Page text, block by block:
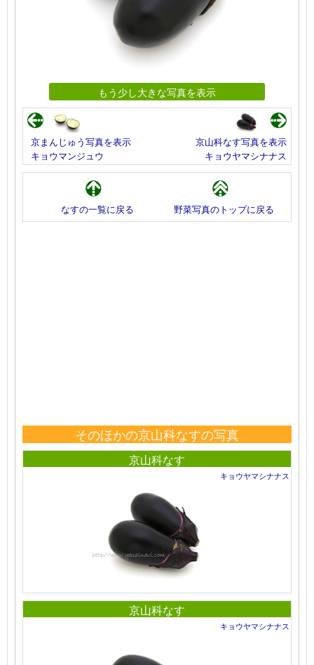
もう少し大きな写真を表示
京まんじゅう写真を表示
キョウマンジュウ
京山科なす写真を表示
キョウヤマシナナス
なすの一覧に戻る 野菜写真のトップに戻る
そのほかの京山科なすの写真
京山科なす
キョウヤマシナナス
京山科なす
キョウヤマシナナス